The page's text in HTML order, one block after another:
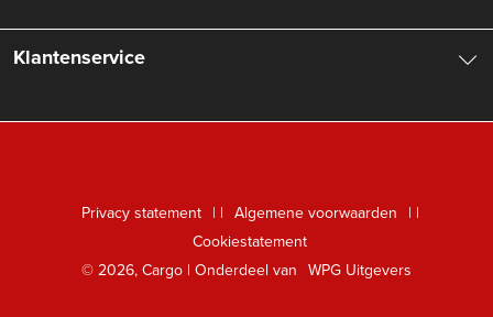
Vacatures
Nieuwsbrief
Contactinformatie
Foreign Rights
Klantenservice
FAQ Boekenwebshop
Privacy statement | Algemene voorwaarden
|
Cookiestatement
© 2026, Cargo | Onderdeel van WPG Uitgevers